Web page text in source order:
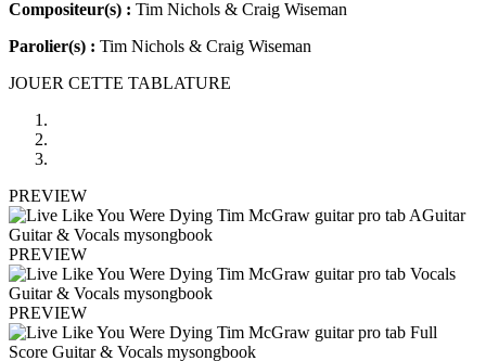
Compositeur(s) : Tim Nichols & Craig Wiseman
Parolier(s) : Tim Nichols & Craig Wiseman
JOUER CETTE TABLATURE
PREVIEW
PREVIEW
PREVIEW